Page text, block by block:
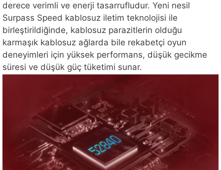
derece verimli ve enerji tasarrufludur. Yeni nesil
Surpass Speed kablosuz iletim teknolojisi ile
birleştirildiğinde, kablosuz parazitlerin olduğu
karmaşık kablosuz ağlarda bile rekabetçi oyun
deneyimleri için yüksek performans, düşük gecikme
süresi ve düşük güç tüketimi sunar.